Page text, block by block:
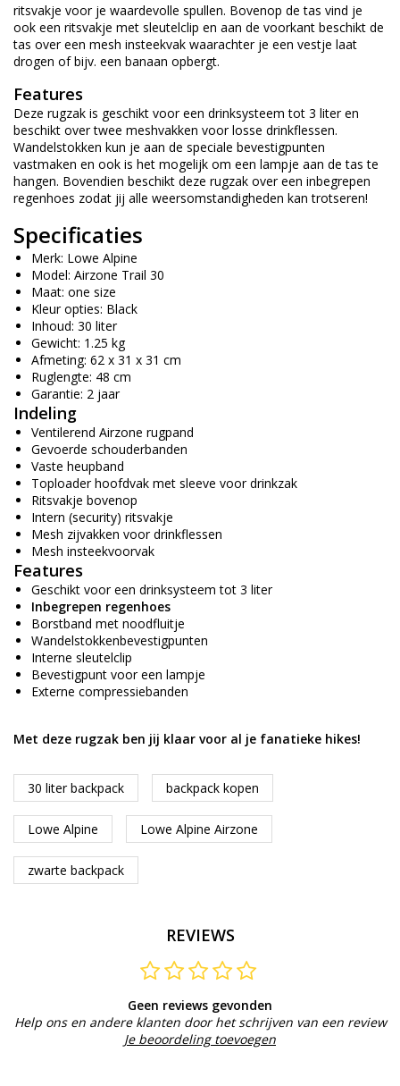
ritsvakje voor je waardevolle spullen. Bovenop de tas vind je
ook een ritsvakje met sleutelclip en aan de voorkant beschikt de
tas over een mesh insteekvak waarachter je een vestje laat
drogen of bijv. een banaan opbergt.
Features
Deze rugzak is geschikt voor een drinksysteem tot 3 liter en
beschikt over twee meshvakken voor losse drinkflessen.
Wandelstokken kun je aan de speciale bevestigpunten
vastmaken en ook is het mogelijk om een lampje aan de tas te
hangen. Bovendien beschikt deze rugzak over een inbegrepen
regenhoes zodat jij alle weersomstandigheden kan trotseren!
Specificaties
Merk: Lowe Alpine
Model: Airzone Trail 30
Maat: one size
Kleur opties: Black
Inhoud: 30 liter
Gewicht: 1.25 kg
Afmeting: 62 x 31 x 31 cm
Ruglengte: 48 cm
Garantie: 2 jaar
Indeling
Ventilerend Airzone rugpand
Gevoerde schouderbanden
Vaste heupband
Toploader hoofdvak met sleeve voor drinkzak
Ritsvakje bovenop
Intern (security) ritsvakje
Mesh zijvakken voor drinkflessen
Mesh insteekvoorvak
Features
Geschikt voor een drinksysteem tot 3 liter
Inbegrepen regenhoes
Borstband met noodfluitje
Wandelstokkenbevestigpunten
Interne sleutelclip
Bevestigpunt voor een lampje
Externe compressiebanden
Met deze rugzak ben jij klaar voor al je fanatieke hikes!
30 liter backpack backpack kopen
Lowe Alpine Lowe Alpine Airzone
zwarte backpack
REVIEWS
Geen reviews gevonden
Help ons en andere klanten door het schrijven van een review
Je beoordeling toevoegen